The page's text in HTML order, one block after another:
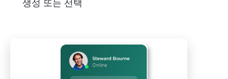
생성 또는 선택